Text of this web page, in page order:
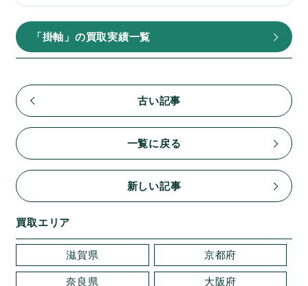
「掛軸」の買取実績一覧
古い記事
一覧に戻る
新しい記事
買取エリア
滋賀県 京都府
奈良県 大阪府